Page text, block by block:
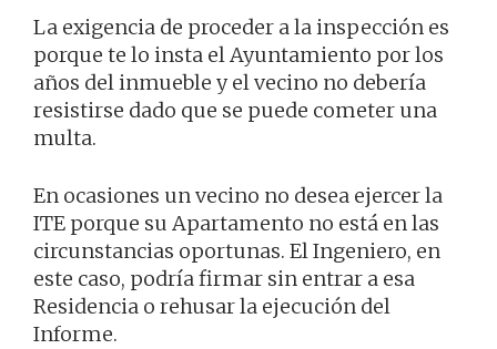
La exigencia de proceder a la inspección es
porque te lo insta el Ayuntamiento por los
años del inmueble y el vecino no debería
resistirse dado que se puede cometer una
multa.
En ocasiones un vecino no desea ejercer la
ITE porque su Apartamento no está en las
circunstancias oportunas. El Ingeniero, en
este caso, podría firmar sin entrar a esa
Residencia o rehusar la ejecución del
Informe.